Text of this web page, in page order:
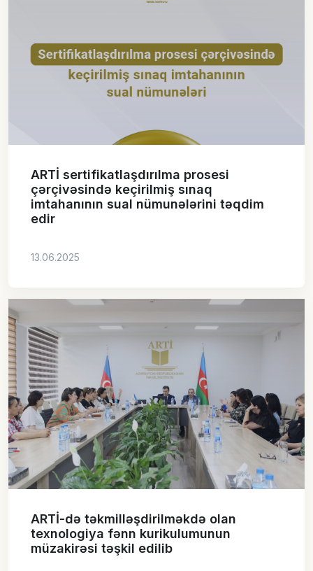
ARTİ sertifikatlaşdırılma prosesi
çərçivəsində keçirilmiş sınaq
imtahanının sual nümunələrini təqdim
edir
13.06.2025
ARTİ-də təkmilləşdirilməkdə olan
texnologiya fənn kurikulumunun
müzakirəsi təşkil edilib